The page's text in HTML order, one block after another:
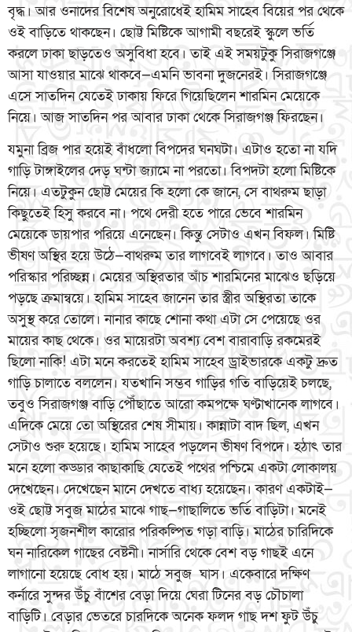
বৃদ্ধ। আর ওনাদের বিশেষ অনুরোধেই হামিম সাহেব বিয়ের পর থেকে
ওই বাড়িতে থাকছেন। ছোট্ট মিষ্টিকে আগামী বছরেই স্কুলে ভর্তি
করলে ঢাকা ছাড়তেও অসুবিধা হবে। তাই এই সময়টুকু সিরাজগঞ্জে
আসা যাওয়ার মাঝে থাকবে—এমনি ভাবনা দুজনেরই। সিরাজগঞ্জে
এসে সাতদিন যেতেই ঢাকায় ফিরে গিয়েছিলেন শারমিন মেয়েকে
নিয়ে। আজ সাতদিন পর আবার ঢাকা থেকে সিরাজগঞ্জ ফিরছেন।
যমুনা ব্রিজ পার হয়েই বাঁধলো বিপদের ঘনঘটা। এটাও হতো না যদি
গাড়ি টাঙ্গাইলের দেড় ঘন্টা জ্যামে না পরতো। বিপদটা হলো মিষ্টিকে
নিয়ে। এতটুকুন ছোট্ট মেয়ের কি হলো কে জানে, সে বাথরুম ছাড়া
কিছুতেই হিসু করবে না। পথে দেরী হতে পারে ভেবে শারমিন
মেয়েকে ডায়পার পরিয়ে এনেছেন। কিন্তু সেটাও এখন বিফল। মিষ্টি
ভীষণ অস্থির হয়ে উঠে—বাথরুম তার লাগবেই লাগবে। তাও আবার
পরিস্কার পরিচ্ছন্ন। মেয়ের অস্থিরতার আঁচ শারমিনের মাঝেও ছড়িয়ে
পড়ছে ক্রমান্বয়ে। হামিম সাহেব জানেন তার স্ত্রীর অস্থিরতা তাকে
অসুস্থ করে তোলে। নানার কাছে শোনা কথা এটা সে পেয়েছে ওর
মায়ের কাছ থেকে। ওর মায়েরটা অবশ্য বেশ বারাবাড়ি রকমেরই
ছিলো নাকি! এটা মনে করতেই হামিম সাহেব ড্রাইভারকে একটু দ্রুত
গাড়ি চালাতে বললেন। যতখানি সম্ভব গাড়ির গতি বাড়িয়েই চলছে,
তবুও সিরাজগঞ্জ বাড়ি পৌঁছাতে আরো কমপক্ষে ঘণ্টাখানেক লাগবে।
এদিকে মেয়ে তো অস্থিরের শেষ সীমায়। কান্নাটা বাদ ছিল, এখন
সেটাও শুরু হয়েছে। হামিম সাহেব পড়লেন ভীষণ বিপদে। হঠাৎ তার
মনে হলো কড্ডার কাছাকাছি যেতেই পথের পশ্চিমে একটা লোকালয়
দেখেছেন। দেখেছেন মানে দেখতে বাধ্য হয়েছেন। কারণ একটাই—
ওই ছোট্ট সবুজ মাঠের মাঝে গাছ—গাছালিতে ভর্তি বাড়িটা। মনেই
হচ্ছিলো সৃজনশীল কারোর পরিকল্পিত গড়া বাড়ি। মাঠের চারিদিকে
ঘন নারিকেল গাছের বেষ্টনী। নার্সারি থেকে বেশ বড় গাছই এনে
লাগানো হয়েছে বোধ হয়। মাঠে সবুজ ঘাস। একেবারে দক্ষিণ
কর্নারে সুন্দর উঁচু বাঁশের বেড়া দিয়ে ঘেরা টিনের বড় চৌচালা
বাড়িটি। বেড়ার ভেতরে চারদিকে অনেক ফলদ গাছ দশ ফুট উঁচু